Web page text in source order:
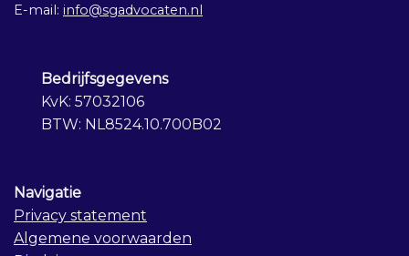
E-mail: info@sgadvocaten.nl
Bedrijfsgegevens
KvK: 57032106
BTW: NL8524.10.700B02
Navigatie
Privacy statement
Algemene voorwaarden